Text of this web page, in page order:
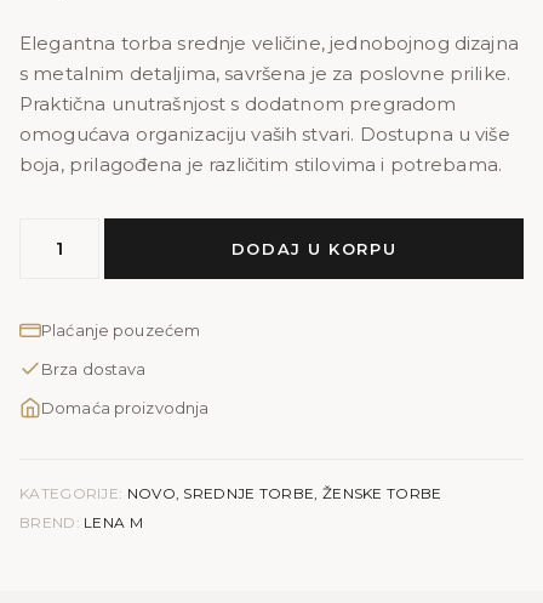
Elegantna torba srednje veličine, jednobojnog dizajna
s metalnim detaljima, savršena je za poslovne prilike.
Praktična unutrašnjost s dodatnom pregradom
omogućava organizaciju vaših stvari. Dostupna u više
boja, prilagođena je različitim stilovima i potrebama.
LENA
|
količina
DODAJ U KORPU
Plaćanje pouzećem
Brza dostava
Domaća proizvodnja
KATEGORIJE: NOVO, SREDNJE TORBE, ŽENSKE TORBE
BREND: LENA M